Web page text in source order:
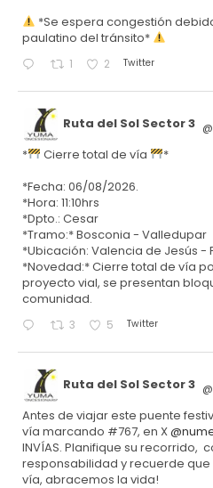
*Se espera congestión
paulatino del tránsito*
1 2 Twitter
Ruta del Sol Sector 3
* Cierre total de vía
*
*Fecha: 06/08/2026.
*Hora: 11:10hrs
*Dpto.: Cesar
*Tramo:* Bosconia - Valledupar
*Ubicación: Valencia de Jesús -
*Novedad:* Cierre total de vía
proyecto vial, se presentan
comunidad.
3 5 Twitter
Ruta del Sol Sector 3
Antes de viajar este puente
vía marcando #767, en X
INVÍAS. Planifique su recorrido,
responsabilidad y recuerde que
vía, abracemos la vida!